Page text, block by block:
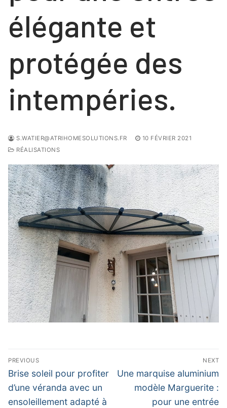
élégante et
protégée des
intempéries.
S.WATIER@ATRIHOMESOLUTIONS.FR
10 FÉVRIER 2021
RÉALISATIONS
Navigation
de
l’article
PREVIOUS
Previous
post:
Brise soleil pour profiter
d’une véranda avec un
ensoleillement adapté à
NEXT
Next
post:
Une marquise aluminium
modèle Marguerite :
pour une entrée